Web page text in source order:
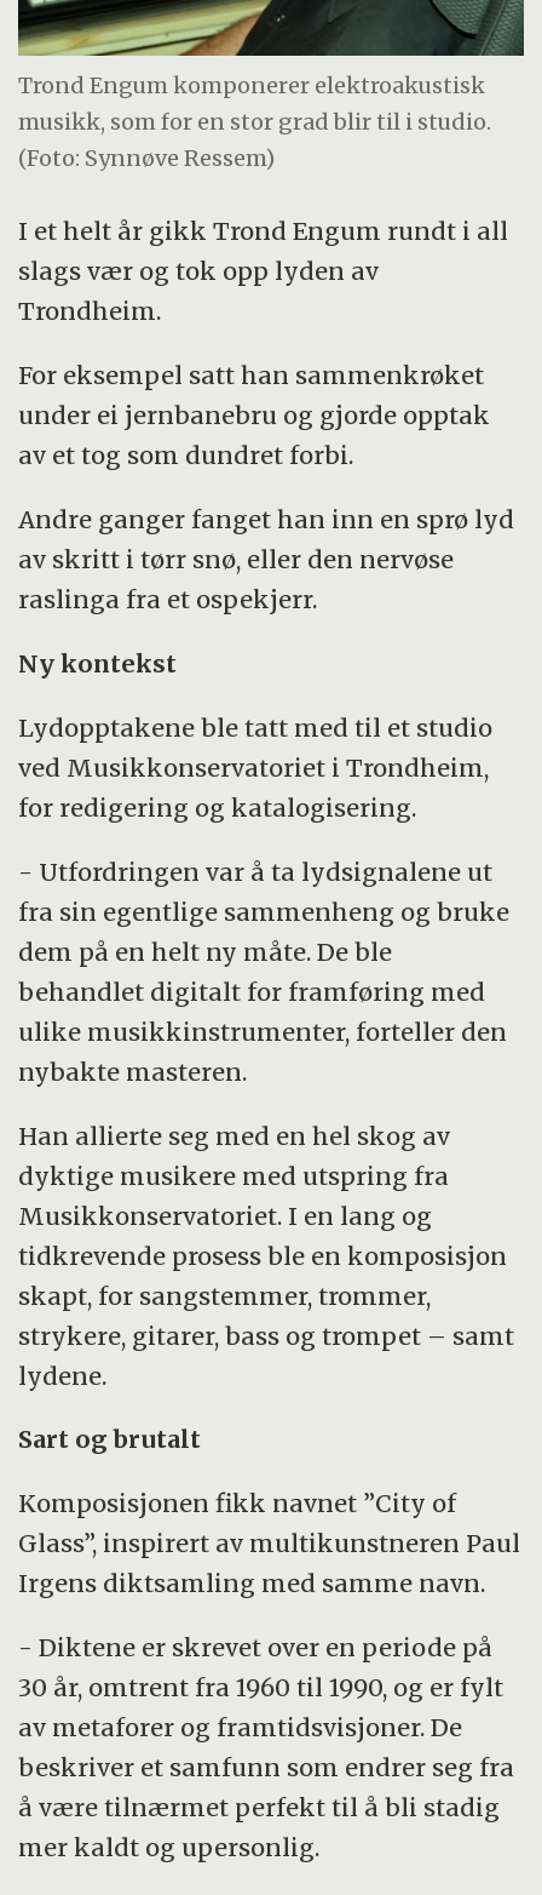
Trond Engum komponerer elektroakustisk
musikk, som for en stor grad blir til i studio.
(Foto: Synnøve Ressem)
I et helt år gikk Trond Engum rundt i all
slags vær og tok opp lyden av
Trondheim.
For eksempel satt han sammenkrøket
under ei jernbanebru og gjorde opptak
av et tog som dundret forbi.
Andre ganger fanget han inn en sprø lyd
av skritt i tørr snø, eller den nervøse
raslinga fra et ospekjerr.
Ny kontekst
Lydopptakene ble tatt med til et studio
ved Musikkonservatoriet i Trondheim,
for redigering og katalogisering.
- Utfordringen var å ta lydsignalene ut
fra sin egentlige sammenheng og bruke
dem på en helt ny måte. De ble
behandlet digitalt for framføring med
ulike musikkinstrumenter, forteller den
nybakte masteren.
Han allierte seg med en hel skog av
dyktige musikere med utspring fra
Musikkonservatoriet. I en lang og
tidkrevende prosess ble en komposisjon
skapt, for sangstemmer, trommer,
strykere, gitarer, bass og trompet – samt
lydene.
Sart og brutalt
Komposisjonen fikk navnet ”City of
Glass”, inspirert av multikunstneren Paul
Irgens diktsamling med samme navn.
- Diktene er skrevet over en periode på
30 år, omtrent fra 1960 til 1990, og er fylt
av metaforer og framtidsvisjoner. De
beskriver et samfunn som endrer seg fra
å være tilnærmet perfekt til å bli stadig
mer kaldt og upersonlig.